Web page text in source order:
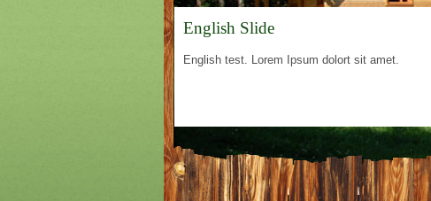
English Slide
English test. Lorem Ipsum dolort sit amet.